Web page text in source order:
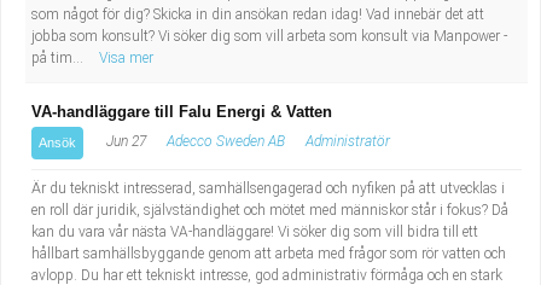
som något för dig? Skicka in din ansökan redan idag! Vad innebär det att
jobba som konsult? Vi söker dig som vill arbeta som konsult via Manpower -
på tim...
Visa mer
VA-handläggare till Falu Energi & Vatten
Ansök Jun 27 Adecco Sweden AB Administratör
Är du tekniskt intresserad, samhällsengagerad och nyfiken på att utvecklas i
en roll där juridik, självständighet och mötet med människor står i fokus? Då
kan du vara vår nästa VA-handläggare! Vi söker dig som vill bidra till ett
hållbart samhällsbyggande genom att arbeta med frågor som rör vatten och
avlopp. Du har ett tekniskt intresse, god administrativ förmåga och en stark